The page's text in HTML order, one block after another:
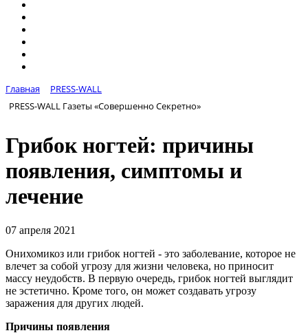
Главная
PRESS-WALL
PRESS-WALL Газеты «Совершенно Секретно»
Грибок ногтей: причины
появления, симптомы и
лечение
07 апреля 2021
Онихомикоз или грибок ногтей - это заболевание, которое не
влечет за собой угрозу для жизни человека, но приносит
массу неудобств. В первую очередь, грибок ногтей выглядит
не эстетично. Кроме того, он может создавать угрозу
заражения для других людей.
Причины появления